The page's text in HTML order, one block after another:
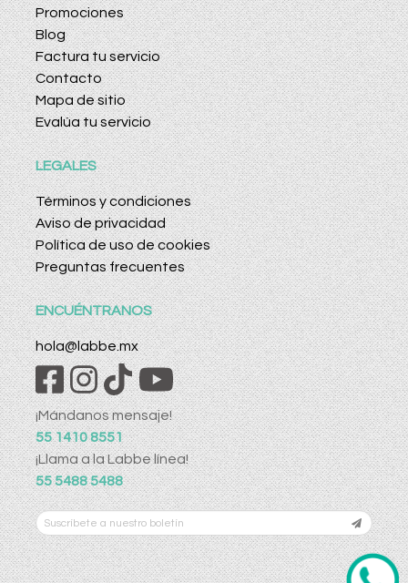
Promociones
Blog
Factura tu servicio
Contacto
Mapa de sitio
Evalúa tu servicio
LEGALES
Términos y condiciones
Aviso de privacidad
Política de uso de cookies
Preguntas frecuentes
ENCUÉNTRANOS
hola@labbe.mx
¡Mándanos mensaje!
55 1410 8551
¡Llama a la Labbe línea!
55 5488 5488